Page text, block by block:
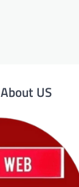
About US